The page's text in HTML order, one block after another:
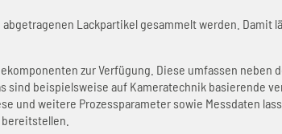
Lackpartikel gesammelt werden. Damit
zur Verfügung. Diese umfassen neben
sind beispielsweise auf Kameratechnik basierende
und weitere Prozessparameter sowie Messdaten